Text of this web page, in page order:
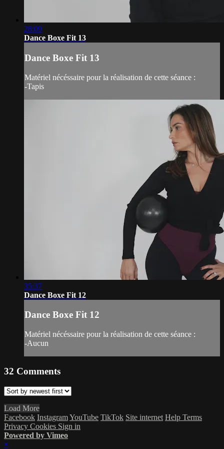
28:09
Dance Boxe Fit 13
Dance Boxe Fit 13
Matériel nécéssaire pour la réalisation de cette séance :
-Tapis
35:37
Dance Boxe Fit 12
Dance Boxe Fit 12
Matériel nécéssaire pour la réalisation de cette séance :
-Aucun
32 Comments
Load More
Facebook InstagramYouTube TikTok Site internet Help Terms
Privacy Cookies Sign in
Powered by Vimeo
×